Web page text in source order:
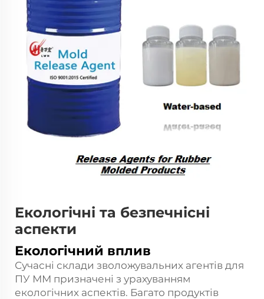
Екологічні та безпечнісні
аспекти
Екологічний вплив
Сучасні склади зволожувальних агентів для
ПУ ММ призначені з урахуванням
екологічних аспектів. Багато продуктів